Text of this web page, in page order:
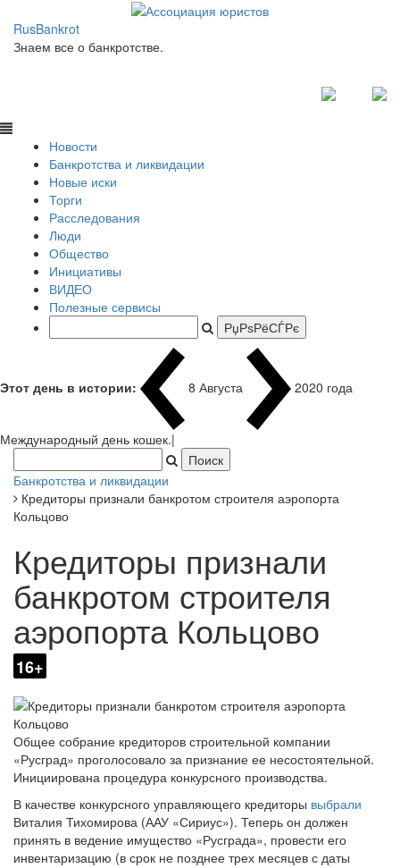
RusBankrot
Знаем все о банкротстве.
Новости
Банкротства и ликвидации
Новые иски
Торги
Расследования
Люди
Общество
Инициативы
ВИДЕО
Полезные сервисы
Этот день в истории: 8 Августа 2020 |
Банкротства и ликвидации
Кредиторы признали банкротом строителя аэропорта
Кольцово
Кредиторы признали
банкротом строителя
аэропорта Кольцово
16+
Общее собрание кредиторов строительной компании
«Русград» проголосовало за признание ее несостоятельной.
Инициирована процедура конкурсного производства.
В качестве конкурсного управляющего кредиторывыбрали
Виталия Тихомирова (ААУ «Сириус»). Теперь он должен
принять в ведение имущество «Русграда», провести его
инвентаризацию (в срок не позднее трех месяцев с даты
введения конкурсного производства, если более длительный